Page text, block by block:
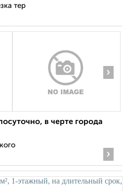
тер
›
в черте города
›